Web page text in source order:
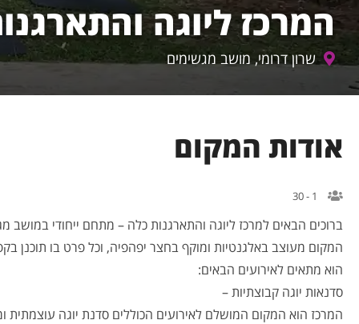
המרכז ליוגה
שרון דרומי, מושב מגשימים
אודות המקום
1 - 30
ברוכים הבאים למרכז ליוגה והתארגנות כלה – מתחם ייחודי במושב
המקום מעוצב באלגנטיות ומוקף בחצר יפהפיה, וכל פרט בו תוכנן
הוא מתאים לאירועים הבאים:
סדנאות יוגה קבוצתיות –
המרכז הוא המקום המושלם לאירועים הכוללים סדנת יוגה